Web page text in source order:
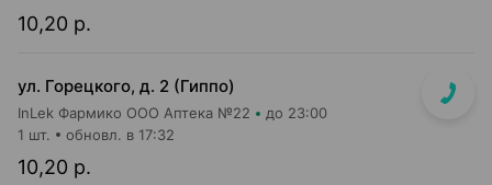
10,20 р.
ул. Горецкого, д. 2 (Гиппо)
InLek Фармико ООО Аптека №22 до 23:00
10,20 р.
1 шт. обновл. в 17:32